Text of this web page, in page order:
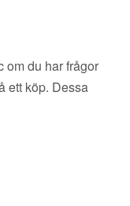
om du har frågor
ett köp. Dessa